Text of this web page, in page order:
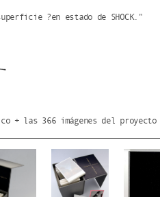
?en estado de SHOCK."
+ las 366 imágenes del